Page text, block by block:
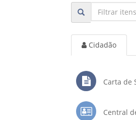
Cidadão
Carta de
Central